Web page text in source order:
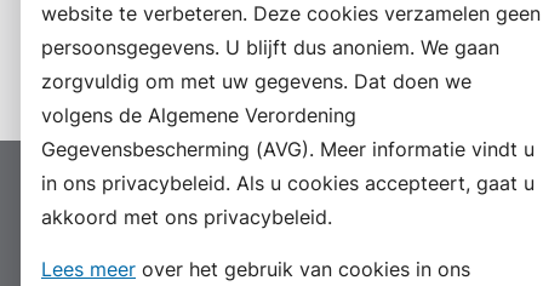
website te verbeteren. Deze cookies verzamelen geen
persoonsgegevens. U blijft dus anoniem. We gaan
zorgvuldig om met uw gegevens. Dat doen we
volgens de Algemene Verordening
Gegevensbescherming (AVG). Meer informatie vindt u
in ons privacybeleid. Als u cookies accepteert, gaat u
akkoord met ons privacybeleid.
Lees meer over het gebruik van cookies in ons
LinkedIn
Instagram
Proclaimer Colofon
Toegankelijkheid
Sitemap
Privacyverklaring
Servicenormen
Suggesties
Archief Vacatures